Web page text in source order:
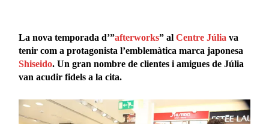
La nova temporada d’”afterworks” alCentre Júlia va
tenir com a protagonista l’emblemàtica marca japonesa
Shiseido. Un gran nombre de clientes i amigues de Júlia
van acudir fidels a la cita.